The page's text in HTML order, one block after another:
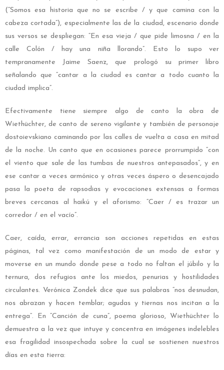
(“Somos esa historia que no se escribe / y que camina con la
cabeza cortada”), especialmente las de la ciudad, escenario donde
sus versos se despliegan: “En esa vieja / que pide limosna / en la
calle Colón / hay una niña llorando”. Esto lo supo ver
tempranamente Jaime Saenz, que prologó su primer libro
señalando que “cantar a la ciudad es cantar a todo cuanto la
ciudad implica”.
Efectivamente tiene siempre algo de canto la obra de
Wiethüchter, de canto de sereno vigilante y también de personaje
dostoievskiano caminando por las calles de vuelta a casa en mitad
de la noche. Un canto que en ocasiones parece prorrumpido “con
el viento que sale de las tumbas de nuestros antepasados”, y en
ese cantar a veces armónico y otras veces áspero o desencajado
pasa la poeta de rapsodias y evocaciones extensas a formas
breves cercanas al haikú y el aforismo: “Caer / es trazar un
corredor / en el vacío”.
Caer, caída, errar, errancia son acciones repetidas en estas
páginas, tal vez como manifestación de un modo de estar y
moverse en un mundo donde pese a todo no faltan el júbilo y la
ternura, dos refugios ante los miedos, penurias y hostilidades
circulantes. Verónica Zondek dice que sus palabras “nos desnudan,
nos abrazan y hacen temblar; agudas y tiernas nos incitan a la
entrega”. En “Canción de cuna”, poema glorioso, Wiethüchter lo
demuestra a la vez que intuye y concentra en imágenes indelebles
esa fragilidad insospechada sobre la cual se sostienen nuestros
días en esta tierra: